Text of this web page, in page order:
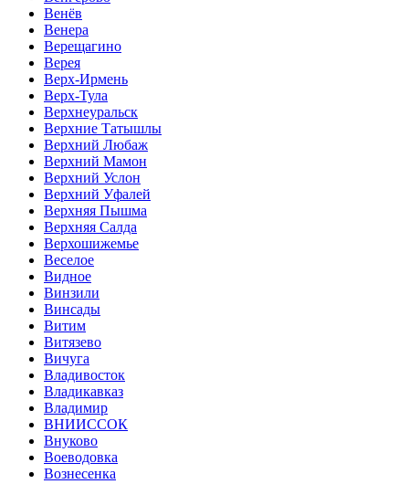
Венёв
Венера
Верещагино
Верея
Верх-Ирмень
Верх-Тула
Верхнеуральск
Верхние Татышлы
Верхний Любаж
Верхний Мамон
Верхний Услон
Верхний Уфалей
Верхняя Пышма
Верхняя Салда
Верхошижемье
Веселое
Видное
Винзили
Винсады
Витим
Витязево
Вичуга
Владивосток
Владикавказ
Владимир
ВНИИССОК
Внуково
Воеводовка
Вознесенка